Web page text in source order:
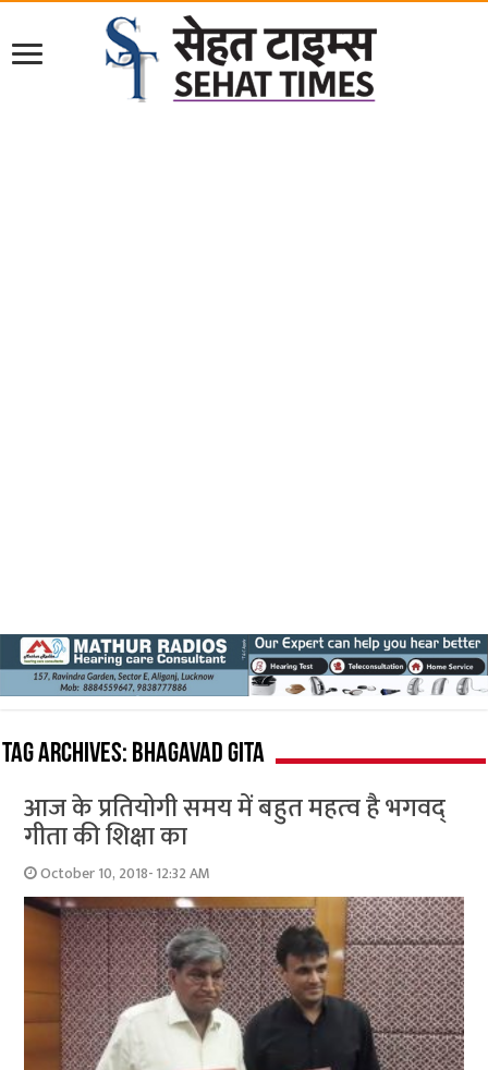
Tag Archives: Bhagavad Gita
आज के प्रतियोगी समय में बहुत महत्‍व है भगवद्
गीता की शिक्षा का
October 10, 2018- 12:32 AM